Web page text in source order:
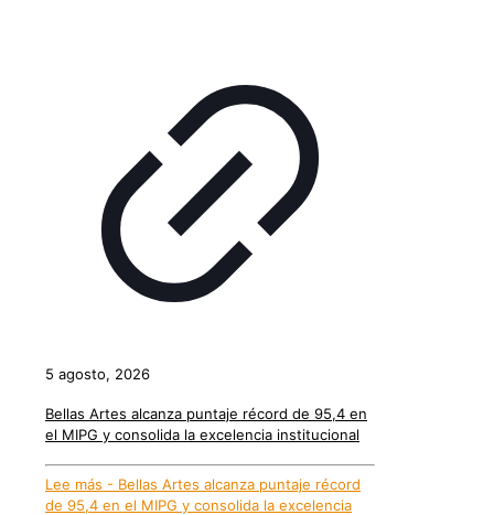
5 agosto, 2026
Bellas Artes alcanza puntaje récord de 95,4 en
el MIPG y consolida la excelencia institucional
Lee más - Bellas Artes alcanza puntaje récord
de 95,4 en el MIPG y consolida la excelencia